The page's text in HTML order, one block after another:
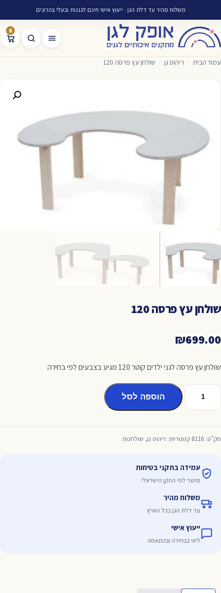
משלוח מהיר עד דלת הגן · ייעוץ אישי חינם לגננות ובעלי צהרונים
0
עמוד הבית ריהוט גן שולחן עץ פרסה 120
שולחן עץ פרסה 120
₪699.00
שולחן עץ פרסה לגני ילדים קוטר 120 מגיע בצבעים לפי בחירה
כמות
פרסה
הוספה לסל
מק"ט: 8116 קטגוריות: ריהוט גן, שולחנות
עמידה בתקני בטיחות
מיוצר לפי התקן הישראלי
משלוח מהיר
עד דלת הגן בכל הארץ
ייעוץ אישי
ליווי בבחירה ובהתאמה